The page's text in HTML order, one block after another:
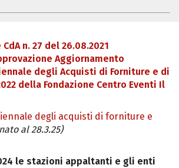
n. 27 del 26.08.2021
Aggiornamento
degli Acquisti di Forniture e di
della Fondazione Centro Eventi Il
degli acquisti di forniture e
al 28.3.25)
le stazioni appaltanti e gli enti